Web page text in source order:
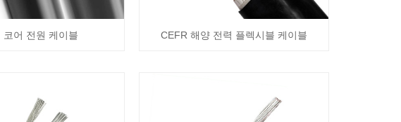
코어 전원 케이블 CEFR 해양 전력 플렉시블 케이블